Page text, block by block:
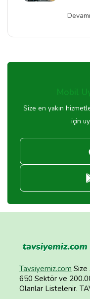
Mobil
Size en yakın
için
Tavsiyemiz.com Size
650 Sektör ve
Olanlar Listelenir.